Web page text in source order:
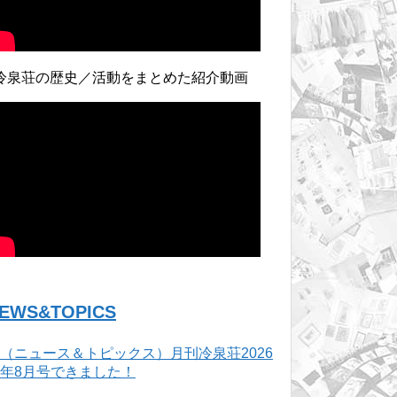
泉荘の歴史／活動をまとめた紹介動画
（ニュース＆トピックス）月刊冷泉荘2026
年8月号できました！